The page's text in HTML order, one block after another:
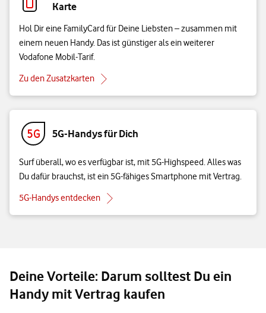
Karte
Hol Dir eine FamilyCard für Deine Liebsten – zusammen mit
einem neuen Handy. Das ist günstiger als ein weiterer
Vodafone Mobil-Tarif.
Zu den Zusatzkarten
5G-Handys für Dich
Surf überall, wo es verfügbar ist, mit 5G-Highspeed. Alles was
Du dafür brauchst, ist ein 5G-fähiges Smartphone mit Vertrag.
5G-Handys entdecken
Deine Vorteile: Darum solltest Du ein
Handy mit Vertrag kaufen